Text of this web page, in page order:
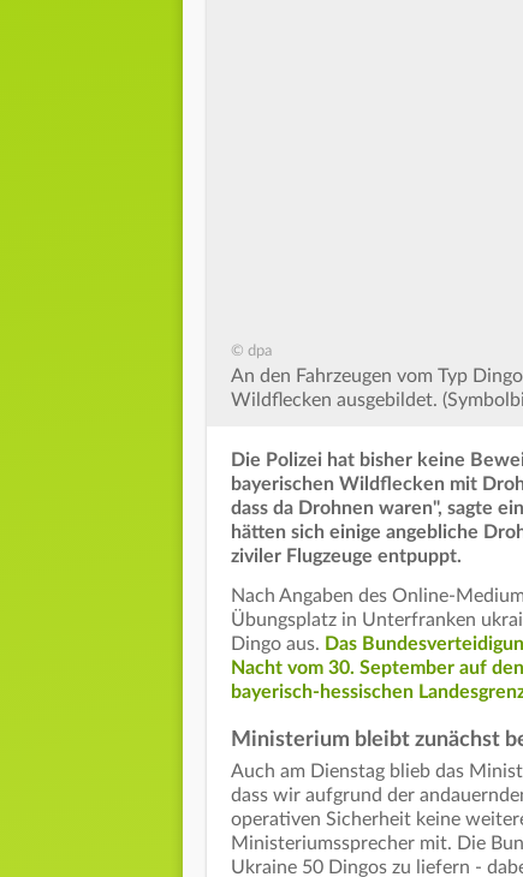
© dpa
An den Fahrzeugen vom Typ
Wildflecken ausgebildet.
Die Polizei hat bisher keine
bayerischen Wildflecken mit
dass da Drohnen waren", sagte
hätten sich einige angebliche
ziviler Flugzeuge entpuppt.
Nach Angaben des Online-
Übungsplatz in Unterfranken
Dingo aus. Das
Nacht vom 30. September auf
bayerisch-hessischen
Ministerium bleibt zunächst
Auch am Dienstag blieb das
dass wir aufgrund der
operativen Sicherheit keine
Ministeriumssprecher mit. Die
Ukraine 50 Dingos zu liefern -